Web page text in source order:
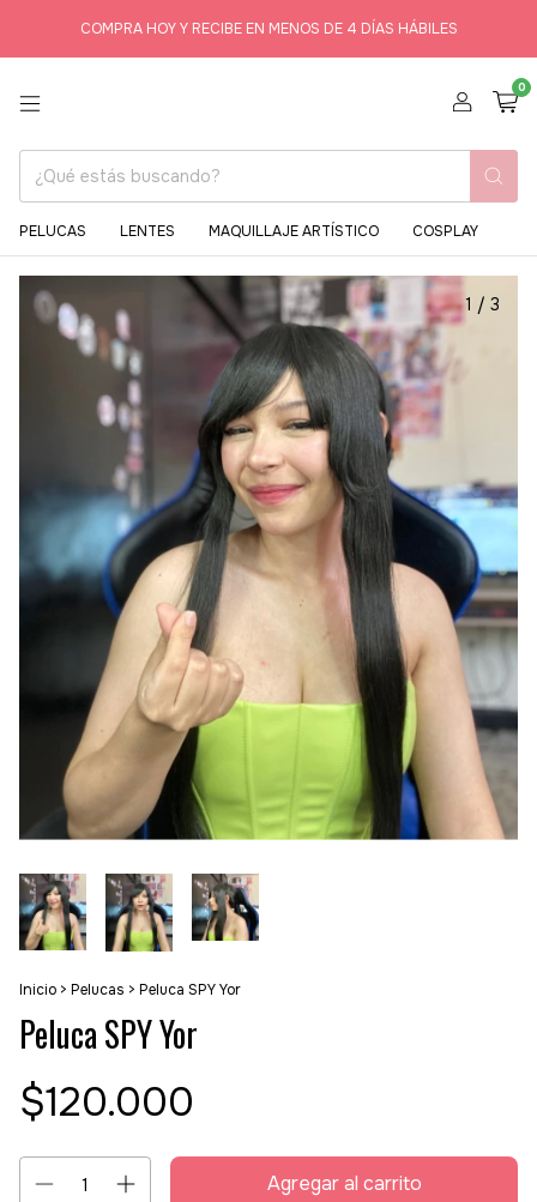
COMPRA HOY Y RECIBE EN MENOS DE 4 DÍAS HÁBILES
0
PELUCAS LENTES MAQUILLAJE ARTÍSTICO COSPLAY
1 / 3
Inicio > Pelucas > Peluca SPY Yor
Peluca SPY Yor
$120.000